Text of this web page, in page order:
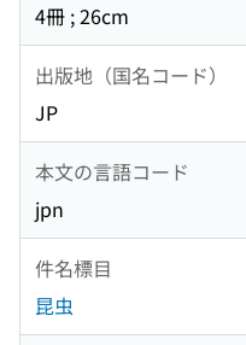
4冊 ; 26cm
出版地（国名コード）
JP
本文の言語コード
jpn
件名標目
昆虫